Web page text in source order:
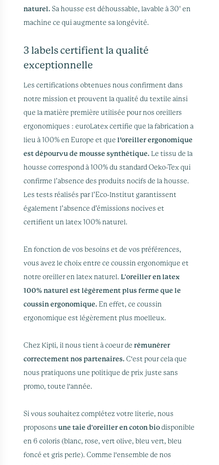
naturel. Sa housse est déhoussable, lavable à 30° en
machine ce qui augmente sa longévité.
3 labels certifient la qualité
exceptionnelle
Les certifications obtenues nous confirment dans
notre mission et prouvent la qualité du textile ainsi
que la matière première utilisée pour nos oreillers
ergonomiques : euroLatex certifie que la fabrication a
lieu à 100% en Europe et que l’oreiller ergonomique
est dépourvu de mousse synthétique. Le tissu de la
housse correspond à 100% du standard Oeko-Tex qui
confirme l’absence des produits nocifs de la housse.
Les tests réalisés par l’Eco-Institut garantissent
également l’absence d’émissions nocives et
certifient un latex 100% naturel.
En fonction de vos besoins et de vos préférences,
vous avez le choix entre ce coussin ergonomique et
notre oreiller en latex naturel. L'oreiller en latex
100% naturel est légèrement plus ferme que le
coussin ergonomique. En effet, ce coussin
ergonomique est légèrement plus moelleux.
Chez Kipli, il nous tient à coeur de rémunérer
correctement nos partenaires. C'est pour cela que
nous pratiquons une politique de prix juste sans
promo, toute l'année.
Si vous souhaitez complétez votre literie, nous
proposons une taie d'oreiller en coton bio disponible
en 6 coloris (blanc, rose, vert olive, bleu vert, bleu
foncé et gris perle). Comme l'ensemble de nos